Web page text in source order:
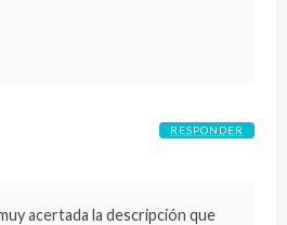
acertada la descripción que
RESPONDER